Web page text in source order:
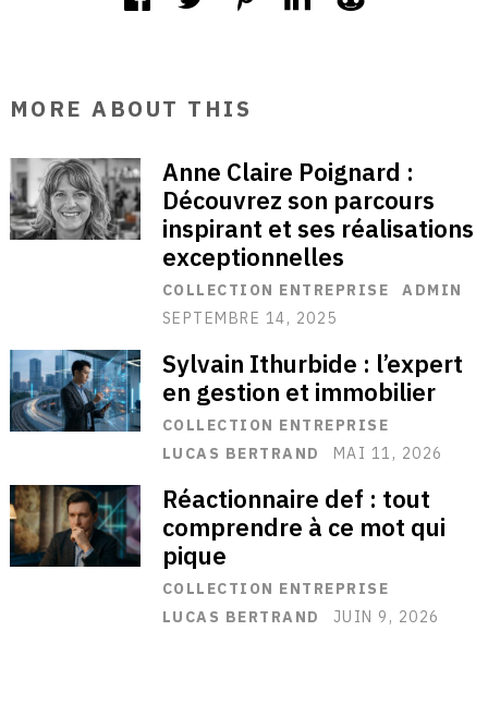
MORE ABOUT THIS
Anne Claire Poignard :
Découvrez son parcours
inspirant et ses réalisations
exceptionnelles
COLLECTION ENTREPRISE
ADMIN
SEPTEMBRE 14, 2025
Sylvain Ithurbide : l’expert
en gestion et immobilier
COLLECTION ENTREPRISE
LUCAS BERTRAND
MAI 11, 2026
Réactionnaire def : tout
comprendre à ce mot qui
pique
COLLECTION ENTREPRISE
LUCAS BERTRAND
JUIN 9, 2026